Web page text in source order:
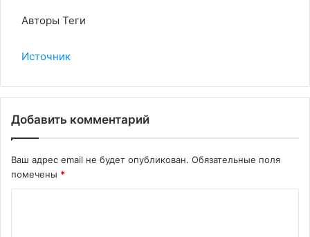
Авторы Теги
Источник
Добавить комментарий
Ваш адрес email не будет опубликован. Обязательные поля
помечены *